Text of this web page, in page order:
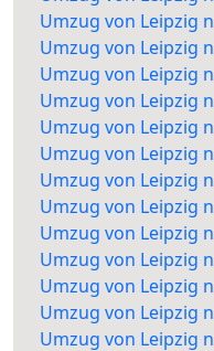
Umzug von Leipzig
Umzug von Leipzig
Umzug von Leipzig
Umzug von Leipzig
Umzug von Leipzig
Umzug von Leipzig
Umzug von Leipzig
Umzug von Leipzig
Umzug von Leipzig
Umzug von Leipzig
Umzug von Leipzig
Umzug von Leipzig
Umzug von Leipzig